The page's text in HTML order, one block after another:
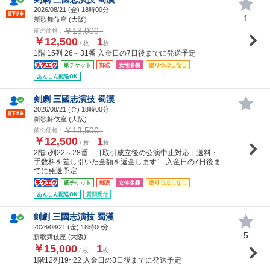
2026/08/21 (金) 18時00分
新歌舞伎座 (大阪)
前の価格： ￥13,000
￥12,500 / 枚 1枚
1階 15列 26～31番 入金日の7日後までに発送予定
紙チケット 郵送 女性名義
塗りつぶしなし
あんしん配送OK
1
剣劇 三國志演技 蜀漢
2026/08/21 (金) 18時00分
新歌舞伎座 (大阪)
前の価格： ￥13,500
￥12,500 / 枚 1枚
2階5列22～28番 ［取引成立後の公演中止対応：送料・
手数料を差し引いた全額を返金します］ 入金日の7日後ま
でに発送予定
紙チケット 郵送 女性名義
塗りつぶしなし
あんしん配送OK
質問受付
剣劇 三國志演技 蜀漢
2026/08/21 (金) 18時00分
新歌舞伎座 (大阪)
￥15,000 / 枚 1枚
1階12列19~22 入金日の3日後までに発送予定
5